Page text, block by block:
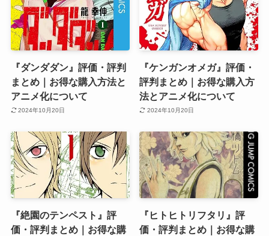
『ダンダダン』評価・評判
まとめ｜お得な購入方法と
アニメ化について
2024年10月20日
『ケンガンオメガ』評価・
評判まとめ｜お得な購入方
法とアニメ化について
2024年10月20日
『絶園のテンペスト』評
価・評判まとめ｜お得な購
『ヒトヒトリフタリ』評
価・評判まとめ｜お得な購